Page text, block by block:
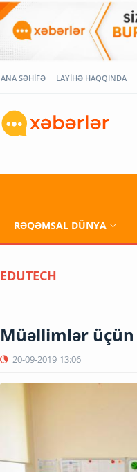
ANA SƏHİFƏ LAYİHƏ HAQQINDA
RƏQƏMSAL DÜNYA
EDUTECH
Müəllimlər
20-09-2019 13:06